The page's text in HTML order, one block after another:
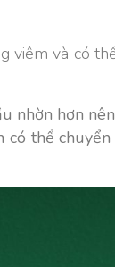
viêm và có
nhờn hơn
thể chuyển